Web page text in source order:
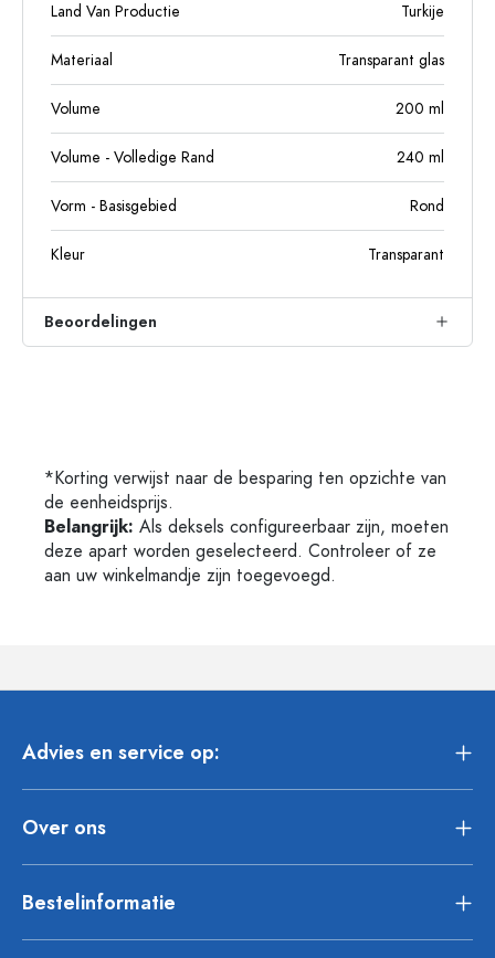
Land Van Productie Turkije
Materiaal Transparant glas
Volume 200 ml
Volume - Volledige Rand 240 ml
Vorm - Basisgebied Rond
Kleur Transparant
Beoordelingen
*Korting verwijst naar de besparing ten opzichte van
de eenheidsprijs.
Belangrijk: Als deksels configureerbaar zijn, moeten
deze apart worden geselecteerd. Controleer of ze
aan uw winkelmandje zijn toegevoegd.
Advies en service op:
Over ons
Bestelinformatie